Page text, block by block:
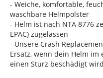
- Weiche, komfortable,
waschbare Helmpolster
- Helm ist nach NTA 8776
EPAC) zugelassen
- Unsere Crash
Ersatz, wenn dein Helm
einen Sturz beschädigt wird